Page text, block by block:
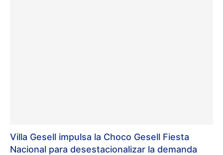
Villa Gesell impulsa la Choco Gesell Fiesta
Nacional para desestacionalizar la demanda